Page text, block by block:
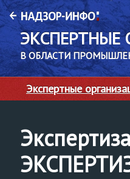
ЭКСПЕРТНЫЕ
В ОБЛАСТИ
Экспертные